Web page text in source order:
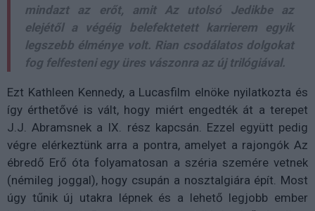
mindazt az erőt, amit Az utolsó Jedikbe az
elejétől a végéig belefektetett karrierem egyik
legszebb élménye volt. Rian csodálatos dolgokat
fog felfesteni egy üres vászonra az új trilógiával.
Ezt Kathleen Kennedy, a Lucasfilm elnöke nyilatkozta és
így érthetővé is vált, hogy miért engedték át a terepet
J.J. Abramsnek a IX. rész kapcsán. Ezzel együtt pedig
végre elérkeztünk arra a pontra, amelyet a rajongók Az
ébredő Erő óta folyamatosan a széria szemére vetnek
(némileg joggal), hogy csupán a nosztalgiára épít. Most
úgy tűnik új utakra lépnek és a lehető legjobb ember